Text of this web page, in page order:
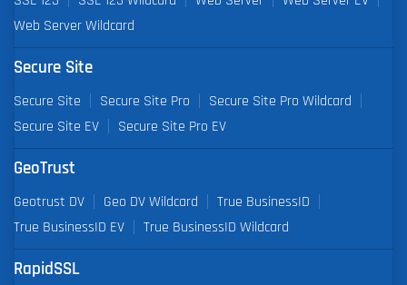
Web Server Wildcard
Secure Site
Secure Site Secure Site Pro
Secure Site Pro Wildcard
Secure Site EV
Secure Site Pro EV
GeoTrust
Geotrust DV Geo DV Wildcard
True BusinessID
True BusinessID EV
True BusinessID Wildcard
RapidSSL